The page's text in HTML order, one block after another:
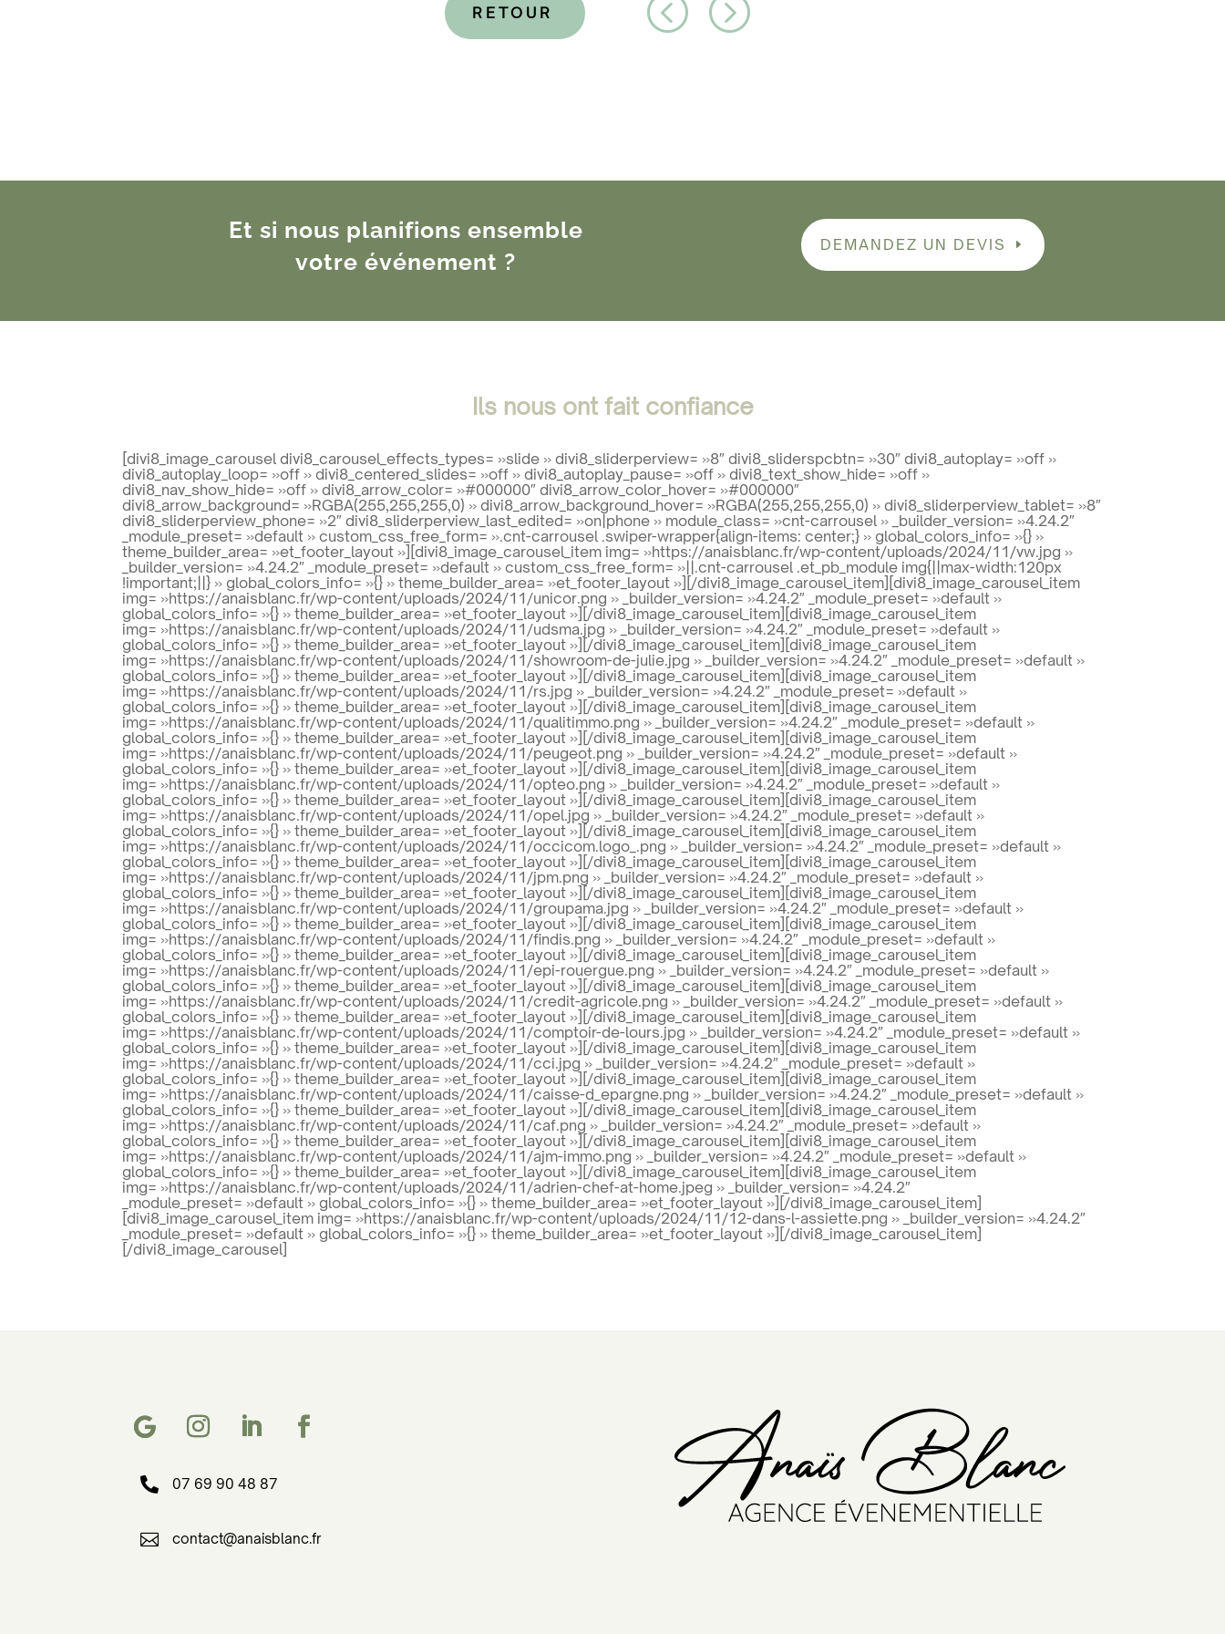
RETOUR < =
Et si nous planifions ensemble
votre événement ?
DEMANDEZ UN DEVIS
Ils nous ont fait confiance
[divi8_image_carousel divi8_carousel_effects_types= »slide » divi8_sliderperview= »8″ divi8_sliderspcbtn= »30″ divi8_autoplay= »off »
divi8_autoplay_loop= »off » divi8_centered_slides= »off » divi8_autoplay_pause= »off » divi8_text_show_hide= »off »
divi8_nav_show_hide= »off » divi8_arrow_color= »#000000″ divi8_arrow_color_hover= »#000000″
divi8_arrow_background= »RGBA(255,255,255,0) » divi8_arrow_background_hover= »RGBA(255,255,255,0) » divi8_sliderperview_tablet= »8″
divi8_sliderperview_phone= »2″ divi8_sliderperview_last_edited= »on|phone » module_class= »cnt-carrousel » _builder_version= »4.24.2″
_module_preset= »default » custom_css_free_form= ».cnt-carrousel .swiper-wrapper{align-items: center;} » global_colors_info= »{} »
theme_builder_area= »et_footer_layout »][divi8_image_carousel_item img= »https://anaisblanc.fr/wp-content/uploads/2024/11/vw.jpg »
_builder_version= »4.24.2″ _module_preset= »default » custom_css_free_form= »||.cnt-carrousel .et_pb_module img{||max-width:120px
!important;||} » global_colors_info= »{} » theme_builder_area= »et_footer_layout »][/divi8_image_carousel_item][divi8_image_carousel_item
img= »https://anaisblanc.fr/wp-content/uploads/2024/11/unicor.png » _builder_version= »4.24.2″ _module_preset= »default »
global_colors_info= »{} » theme_builder_area= »et_footer_layout »][/divi8_image_carousel_item][divi8_image_carousel_item
img= »https://anaisblanc.fr/wp-content/uploads/2024/11/udsma.jpg » _builder_version= »4.24.2″ _module_preset= »default »
global_colors_info= »{} » theme_builder_area= »et_footer_layout »][/divi8_image_carousel_item][divi8_image_carousel_item
img= »https://anaisblanc.fr/wp-content/uploads/2024/11/showroom-de-julie.jpg » _builder_version= »4.24.2″ _module_preset= »default »
global_colors_info= »{} » theme_builder_area= »et_footer_layout »][/divi8_image_carousel_item][divi8_image_carousel_item
img= »https://anaisblanc.fr/wp-content/uploads/2024/11/rs.jpg » _builder_version= »4.24.2″ _module_preset= »default »
global_colors_info= »{} » theme_builder_area= »et_footer_layout »][/divi8_image_carousel_item][divi8_image_carousel_item
img= »https://anaisblanc.fr/wp-content/uploads/2024/11/qualitimmo.png » _builder_version= »4.24.2″ _module_preset= »default »
global_colors_info= »{} » theme_builder_area= »et_footer_layout »][/divi8_image_carousel_item][divi8_image_carousel_item
img= »https://anaisblanc.fr/wp-content/uploads/2024/11/peugeot.png » _builder_version= »4.24.2″ _module_preset= »default »
global_colors_info= »{} » theme_builder_area= »et_footer_layout »][/divi8_image_carousel_item][divi8_image_carousel_item
img= »https://anaisblanc.fr/wp-content/uploads/2024/11/opteo.png » _builder_version= »4.24.2″ _module_preset= »default »
global_colors_info= »{} » theme_builder_area= »et_footer_layout »][/divi8_image_carousel_item][divi8_image_carousel_item
img= »https://anaisblanc.fr/wp-content/uploads/2024/11/opel.jpg » _builder_version= »4.24.2″ _module_preset= »default »
global_colors_info= »{} » theme_builder_area= »et_footer_layout »][/divi8_image_carousel_item][divi8_image_carousel_item
img= »https://anaisblanc.fr/wp-content/uploads/2024/11/occicom.logo_.png » _builder_version= »4.24.2″ _module_preset= »default »
global_colors_info= »{} » theme_builder_area= »et_footer_layout »][/divi8_image_carousel_item][divi8_image_carousel_item
img= »https://anaisblanc.fr/wp-content/uploads/2024/11/jpm.png » _builder_version= »4.24.2″ _module_preset= »default »
global_colors_info= »{} » theme_builder_area= »et_footer_layout »][/divi8_image_carousel_item][divi8_image_carousel_item
img= »https://anaisblanc.fr/wp-content/uploads/2024/11/groupama.jpg » _builder_version= »4.24.2″ _module_preset= »default »
global_colors_info= »{} » theme_builder_area= »et_footer_layout »][/divi8_image_carousel_item][divi8_image_carousel_item
img= »https://anaisblanc.fr/wp-content/uploads/2024/11/findis.png » _builder_version= »4.24.2″ _module_preset= »default »
global_colors_info= »{} » theme_builder_area= »et_footer_layout »][/divi8_image_carousel_item][divi8_image_carousel_item
img= »https://anaisblanc.fr/wp-content/uploads/2024/11/epi-rouergue.png » _builder_version= »4.24.2″ _module_preset= »default »
global_colors_info= »{} » theme_builder_area= »et_footer_layout »][/divi8_image_carousel_item][divi8_image_carousel_item
img= »https://anaisblanc.fr/wp-content/uploads/2024/11/credit-agricole.png » _builder_version= »4.24.2″ _module_preset= »default »
global_colors_info= »{} » theme_builder_area= »et_footer_layout »][/divi8_image_carousel_item][divi8_image_carousel_item
img= »https://anaisblanc.fr/wp-content/uploads/2024/11/comptoir-de-lours.jpg » _builder_version= »4.24.2″ _module_preset= »default »
global_colors_info= »{} » theme_builder_area= »et_footer_layout »][/divi8_image_carousel_item][divi8_image_carousel_item
img= »https://anaisblanc.fr/wp-content/uploads/2024/11/cci.jpg » _builder_version= »4.24.2″ _module_preset= »default »
global_colors_info= »{} » theme_builder_area= »et_footer_layout »][/divi8_image_carousel_item][divi8_image_carousel_item
img= »https://anaisblanc.fr/wp-content/uploads/2024/11/caisse-d_epargne.png » _builder_version= »4.24.2″ _module_preset= »default »
global_colors_info= »{} » theme_builder_area= »et_footer_layout »][/divi8_image_carousel_item][divi8_image_carousel_item
img= »https://anaisblanc.fr/wp-content/uploads/2024/11/caf.png » _builder_version= »4.24.2″ _module_preset= »default »
global_colors_info= »{} » theme_builder_area= »et_footer_layout »][/divi8_image_carousel_item][divi8_image_carousel_item
img= »https://anaisblanc.fr/wp-content/uploads/2024/11/ajm-immo.png » _builder_version= »4.24.2″ _module_preset= »default »
global_colors_info= »{} » theme_builder_area= »et_footer_layout »][/divi8_image_carousel_item][divi8_image_carousel_item
img= »https://anaisblanc.fr/wp-content/uploads/2024/11/adrien-chef-at-home.jpeg » _builder_version= »4.24.2″
_module_preset= »default » global_colors_info= »{} » theme_builder_area= »et_footer_layout »][/divi8_image_carousel_item]
[divi8_image_carousel_item img= »https://anaisblanc.fr/wp-content/uploads/2024/11/12-dans-l-assiette.png » _builder_version= »4.24.2″
_module_preset= »default » global_colors_info= »{} » theme_builder_area= »et_footer_layout »][/divi8_image_carousel_item]
[/divi8_image_carousel]
 07 69 90 48 87
 contact@anaisblanc.fr